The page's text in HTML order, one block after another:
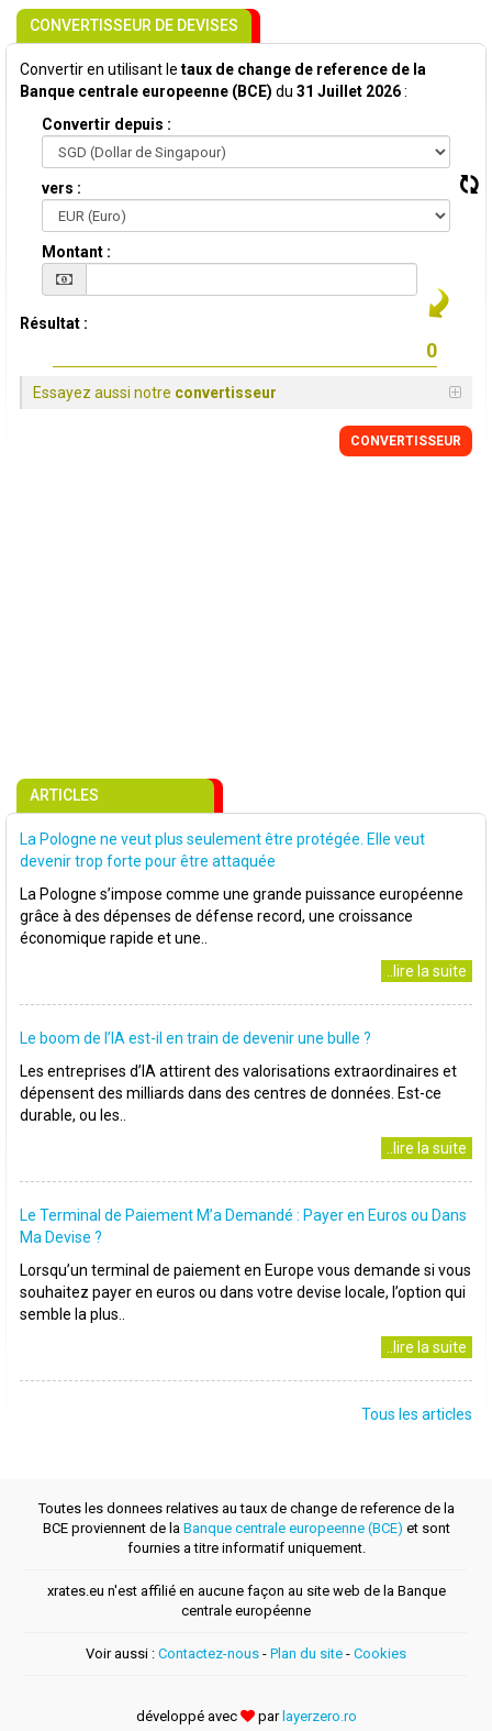
CONVERTISSEUR DE DEVISES
Convertir en utilisant le taux de change de reference de la
Banque centrale europeenne (BCE) du 31 Juillet 2026:
Convertir depuis :
vers :
Montant :
Résultat :
Essayez aussi notre convertisseur
CONVERTISSEUR
ARTICLES
La Pologne ne veut plus seulement être protégée. Elle veut
devenir trop forte pour être attaquée
La Pologne s’impose comme une grande puissance européenne
grâce à des dépenses de défense record, une croissance
économique rapide et une..
..lire la suite
Le boom de l’IA est-il en train de devenir une bulle ?
Les entreprises d’IA attirent des valorisations extraordinaires et
dépensent des milliards dans des centres de données. Est-ce
durable, ou les..
..lire la suite
Le Terminal de Paiement M’a Demandé : Payer en Euros ou Dans
Ma Devise ?
Lorsqu’un terminal de paiement en Europe vous demande si vous
souhaitez payer en euros ou dans votre devise locale, l’option qui
semble la plus..
..lire la suite
Tous les articles
Toutes les donnees relatives au taux de change de reference de la
BCE proviennent de la Banque centrale europeenne (BCE) et sont
fournies a titre informatif uniquement.
xrates.eu n'est affilié en aucune façon au site web de la Banque
centrale européenne
Voir aussi : Contactez-nous - Plan du site - Cookies
développé avec par layerzero.ro